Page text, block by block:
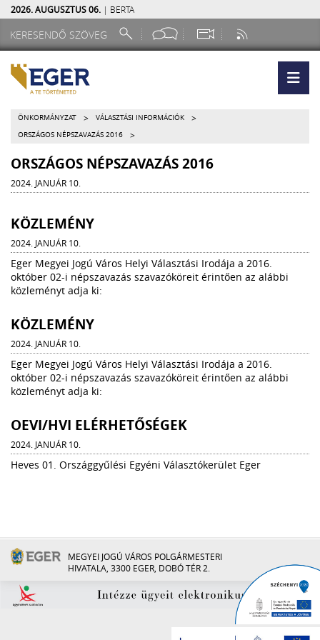
2026. AUGUSZTUS 06. | BERTA
ÖNKORMÁNYZAT > VÁLASZTÁSI INFORMÁCIÓK >
ORSZÁGOS NÉPSZAVAZÁS 2016 >
ORSZÁGOS NÉPSZAVAZÁS 2016
2024. JANUÁR 10.
KÖZLEMÉNY
2024. JANUÁR 10.
Eger Megyei Jogú Város Helyi Választási Irodája a 2016.
október 02-i népszavazás szavazóköreit érintően az alábbi
közleményt adja ki:
KÖZLEMÉNY
2024. JANUÁR 10.
Eger Megyei Jogú Város Helyi Választási Irodája a 2016.
október 02-i népszavazás szavazóköreit érintően az alábbi
közleményt adja ki:
OEVI/HVI ELÉRHETŐSÉGEK
2024. JANUÁR 10.
Heves 01. Országgyűlési Egyéni Választókerület Eger
MEGYEI JOGÚ VÁROS POLGÁRMESTERI
HIVATALA, 3300 EGER, DOBÓ TÉR 2.